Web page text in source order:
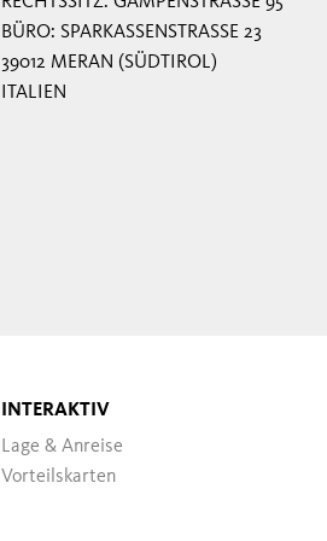
BÜRO: SPARKASSENSTRASSE 23
39012 MERAN (SÜDTIROL)
ITALIEN
INTERAKTIV
Lage & Anreise
Vorteilskarten